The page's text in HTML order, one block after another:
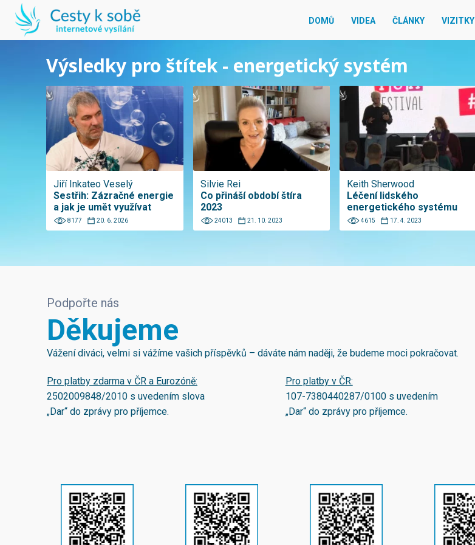
DOMŮ VIDEA ČLÁNKY VIZITKY
Výsledky pro štítek - energetický systém
Jiří Inkateo Veselý
Sestřih: Zázračné energie
a jak je umět využívat
8177 20. 6. 2026
Silvie Rei
Co přináší období štíra
2023
24013 21. 10. 2023
Keith Sherwood
Léčení lidského
energetického systému
4615 17. 4. 2023
Podpořte nás
Děkujeme
Vážení diváci, velmi si vážíme vašich příspěvků – dáváte nám naději, že budeme moci pokračovat.
Pro platby zdarma v ČR a Eurozóně:
2502009848/2010 s uvedením slova
„Dar“ do zprávy pro příjemce.
Pro platby v ČR:
107-7380440287/0100s uvedením
„Dar“ do zprávy pro příjemce.